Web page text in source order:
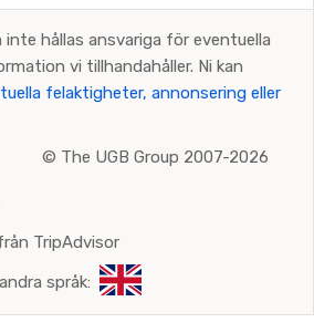
inte hållas ansvariga för eventuella
vi tillhandahåller. Ni kan
felaktigheter, annonsering eller
© The UGB Group 2007-2026
TripAdvisor
språk: